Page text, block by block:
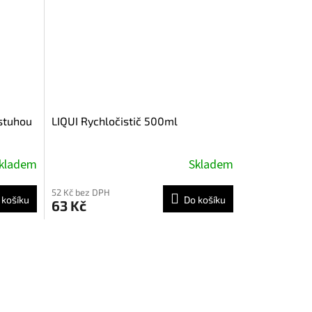
košíku
LIQUI Rychločistič 500ml
Skladem
52 Kč bez DPH
63 Kč Do košíku